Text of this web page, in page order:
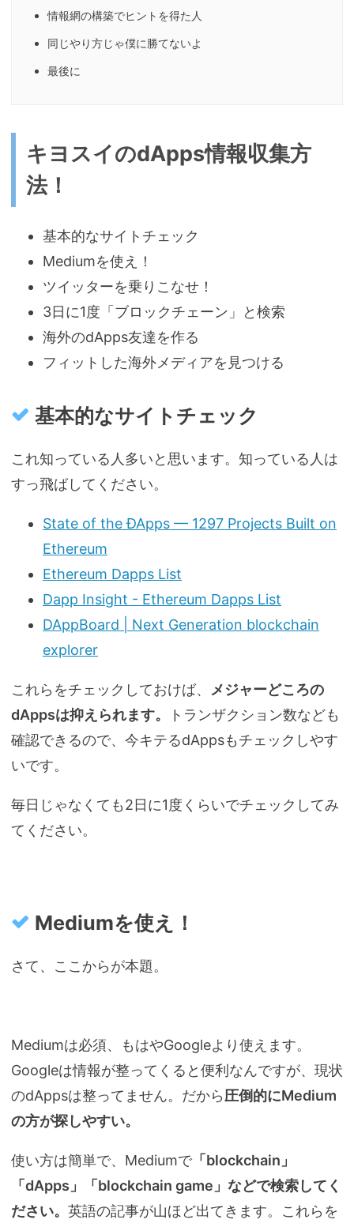
情報網の構築でヒントを得た人
同じやり方じゃ僕に勝てないよ
最後に
キヨスイのdApps情報収集方
法！
基本的なサイトチェック
Mediumを使え！
ツイッターを乗りこなせ！
3日に1度「ブロックチェーン」と検索
海外のdApps友達を作る
フィットした海外メディアを見つける
基本的なサイトチェック
これ知っている人多いと思います。知っている人は
すっ飛ばしてください。
State of the ÐApps — 1297 Projects Built on
Ethereum
Ethereum Dapps List
Dapp Insight - Ethereum Dapps List
DAppBoard | Next Generation blockchain
explorer
これらをチェックしておけば、
メジャーどころの
dAppsは抑えられます。
トランザクション数なども
確認できるので、今キテるdAppsもチェックしやす
いです。
毎日じゃなくても2日に1度くらいでチェックしてみ
てください。
Mediumを使え！
さて、ここからが本題。
Mediumは必須、もはやGoogleより使えます。
Googleは情報が整ってくると便利なんですが、現状
のdAppsは整ってません。だから圧倒的にMedium
の方が探しやすい。
使い方は簡単で、Mediumで「blockchain」
「dApps」「blockchain game」などで検索してく
ださい。 英語の記事が山ほど出てきます。これらを